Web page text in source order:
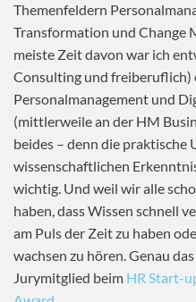
Themenfeldern
Transformation und Change
meiste Zeit davon war ich
Consulting und freiberuflich)
Personalmanagement und
(mittlerweile an der HM
beides – denn die praktische
wissenschaftlichen
wichtig. Und weil wir alle
haben, dass Wissen schnell
am Puls der Zeit zu haben
wachsen zu hören. Genau
Jurymitglied beim HR Start-